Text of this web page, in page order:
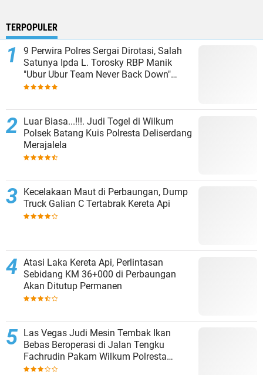
TERPOPULER
9 Perwira Polres Sergai Dirotasi, Salah
Satunya Ipda L. Torosky RBP Manik
"Ubur Ubur Team Never Back Down"
Menempati Polsek Dolok Masihul
Luar Biasa...!!!. Judi Togel di Wilkum
Polsek Batang Kuis Polresta Deliserdang
Merajalela
Kecelakaan Maut di Perbaungan, Dump
Truck Galian C Tertabrak Kereta Api
Atasi Laka Kereta Api, Perlintasan
Sebidang KM 36+000 di Perbaungan
Akan Ditutup Permanen
Las Vegas Judi Mesin Tembak Ikan
Bebas Beroperasi di Jalan Tengku
Fachrudin Pakam Wilkum Polresta
Deliserdang